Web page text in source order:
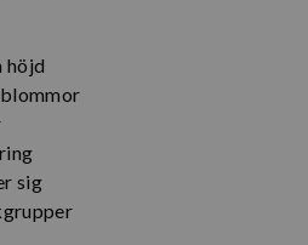
höjd
sig